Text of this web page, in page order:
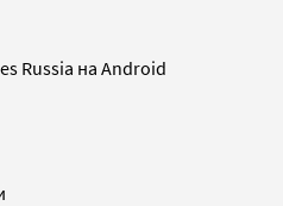
Russia на Android